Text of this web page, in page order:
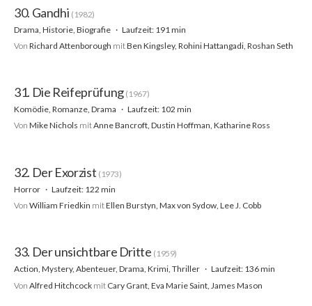
30. Gandhi (1982)
Drama, Historie, Biografie
Laufzeit: 191 min
Von Richard Attenborough mitBen Kingsley, Rohini Hattangadi, Roshan Seth
31. Die Reifeprüfung (1967)
Komödie, Romanze, Drama
Laufzeit: 102 min
Von Mike Nichols mitAnne Bancroft, Dustin Hoffman, Katharine Ross
32. Der Exorzist (1973)
Horror
Laufzeit: 122 min
Von William Friedkin mitEllen Burstyn, Max von Sydow, Lee J. Cobb
33. Der unsichtbare Dritte (1959)
Action, Mystery, Abenteuer, Drama, Krimi, Thriller
Laufzeit: 136 min
Von Alfred Hitchcock mit Cary Grant, Eva Marie Saint, James Mason